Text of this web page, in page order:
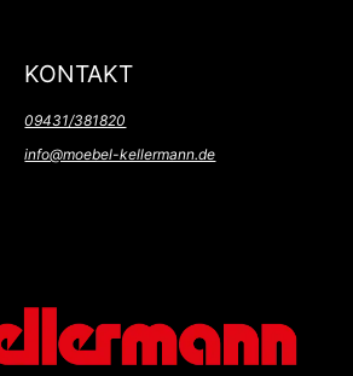
KONTAKT
09431/381820
info@moebel-kellermann.de